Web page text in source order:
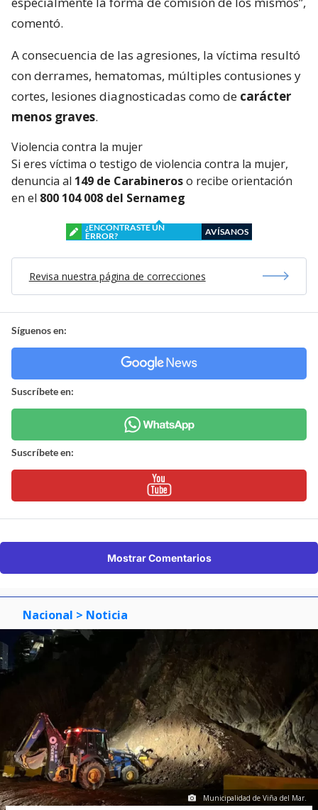
comentó.
A consecuencia de las agresiones, la víctima resultó
con derrames, hematomas, múltiples contusiones y
cortes, lesiones diagnosticadas como de carácter
menos graves.
Violencia contra la mujer
Si eres víctima o testigo de violencia contra la mujer,
denuncia al 149 de Carabineroso recibe orientación
en el 800 104 008 del Sernameg
¿ENCONTRASTE UN
ERROR?
AVÍSANOS
Revisa nuestra página de correcciones
Síguenos en:
Suscríbete en:
Suscríbete en:
Mostrar Comentarios
Nacional > Noticia
Municipalidad de Viña del Mar.